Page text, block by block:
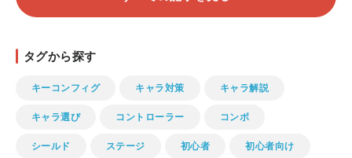
タグから探す
キーコンフィグ キャラ対策 キャラ解説
キャラ選び コントローラー コンボ
シールド ステージ 初心者 初心者向け